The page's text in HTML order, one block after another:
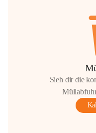
Sieh dir die